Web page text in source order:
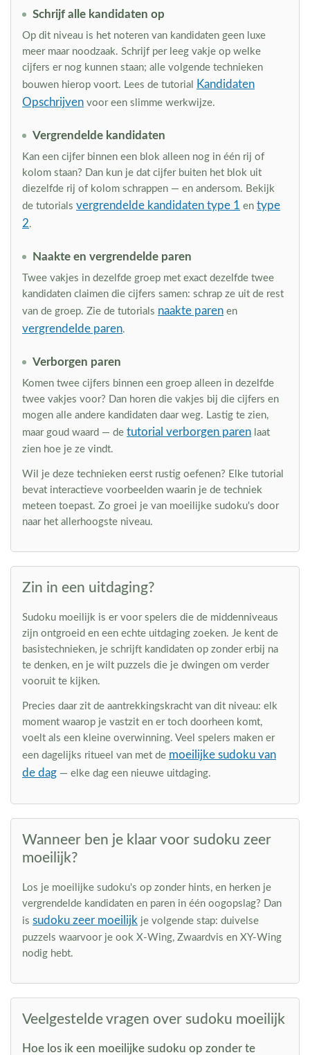
Schrijf alle kandidaten op
Op dit niveau is het noteren van kandidaten geen luxe
meer maar noodzaak. Schrijf per leeg vakje op welke
cijfers er nog kunnen staan; alle volgende technieken
bouwen hierop voort. Lees de tutorial
Kandidaten
Opschrijven voor een slimme werkwijze.
Vergrendelde kandidaten
Kan een cijfer binnen een blok alleen nog in één rij of
kolom staan? Dan kun je dat cijfer buiten het blok uit
diezelfde rij of kolom schrappen — en andersom. Bekijk
de tutorials vergrendelde kandidaten type 1 en type
2.
Naakte en vergrendelde paren
Twee vakjes in dezelfde groep met exact dezelfde twee
kandidaten claimen die cijfers samen: schrap ze uit de rest
van de groep. Zie de tutorials naakte paren en
vergrendelde paren.
Verborgen paren
Komen twee cijfers binnen een groep alleen in dezelfde
twee vakjes voor? Dan horen die vakjes bij die cijfers en
mogen alle andere kandidaten daar weg. Lastig te zien,
maar goud waard — de tutorial verborgen paren laat
zien hoe je ze vindt.
Wil je deze technieken eerst rustig oefenen? Elke tutorial
bevat interactieve voorbeelden waarin je de techniek
meteen toepast. Zo groei je van moeilijke sudoku's door
naar het allerhoogste niveau.
Zin in een uitdaging?
Sudoku moeilijk is er voor spelers die de middenniveaus
zijn ontgroeid en een echte uitdaging zoeken. Je kent de
basistechnieken, je schrijft kandidaten op zonder erbij na
te denken, en je wilt puzzels die je dwingen om verder
vooruit te kijken.
Precies daar zit de aantrekkingskracht van dit niveau: elk
moment waarop je vastzit en er toch doorheen komt,
voelt als een kleine overwinning. Veel spelers maken er
een dagelijks ritueel van met de moeilijke sudoku van
de dag — elke dag een nieuwe uitdaging.
Wanneer ben je klaar voor sudoku zeer
moeilijk?
Los je moeilijke sudoku's op zonder hints, en herken je
vergrendelde kandidaten en paren in één oogopslag? Dan
is sudoku zeer moeilijk je volgende stap: duivelse
puzzels waarvoor je ook X-Wing, Zwaardvis en XY-Wing
nodig hebt.
Veelgestelde vragen over sudoku moeilijk
Hoe los ik een moeilijke sudoku op zonder te